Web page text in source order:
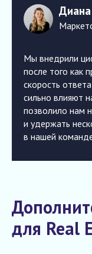
Диана
Мы внедрили
после того как
скорость
сильно влияют
позволило нам
и удержать
в нашей
для Real